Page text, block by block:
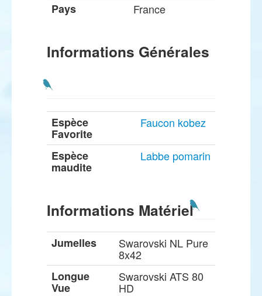
Pays France
Informations Générales
Espèce
Favorite
Faucon kobez
Espèce
maudite
Labbe pomarin
Informations Matériel
Jumelles Swarovski NL Pure
8x42
Longue
Vue
Swarovski ATS 80
HD